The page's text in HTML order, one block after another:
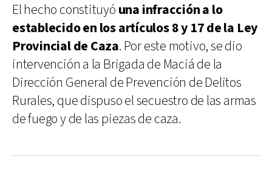
El hecho constituyó una infracción a lo
establecido en los artículos 8 y 17 de la Ley
Provincial de Caza. Por este motivo, se dio
intervención a la Brigada de Maciá de la
Dirección General de Prevención de Delitos
Rurales, que dispuso el secuestro de las armas
de fuego y de las piezas de caza.